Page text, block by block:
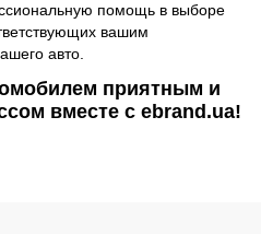
помощь в выборе
вашим
авто.
приятным и
вместе с ebrand.ua!